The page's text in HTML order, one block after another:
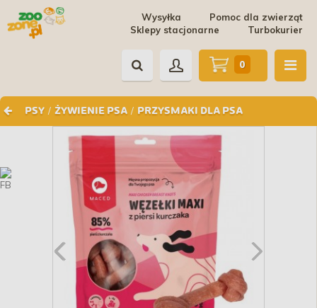
Pomoc dla zwierząt
Wysyłka
Turbokurier
Sklepy stacjonarne
PSY / ŻYWIENIE PSA / PRZYSMAKI DLA PSA
0